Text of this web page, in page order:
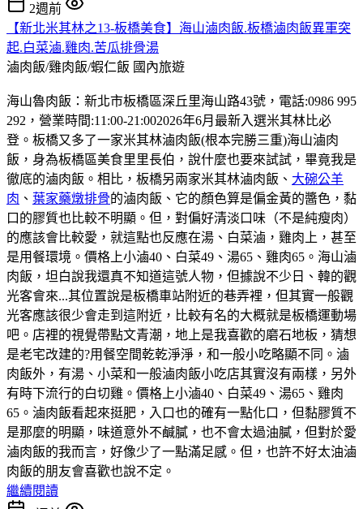
2週前
【新北米其林之13-板橋美食】海山滷肉飯.板橋滷肉飯異軍突
起.白菜滷.雞肉.苦瓜排骨湯
滷肉飯/雞肉飯/蝦仁飯 國內旅遊
海山魯肉飯：新北市板橋區深丘里海山路43號，電話:0986 995
292，營業時間:11:00-21:002026年6月最新入選米其林比必
登。板橋又多了一家米其林滷肉飯(根本完勝三重)海山滷肉
飯，身為板橋區美食里里長伯，說什麼也要來試試，畢竟我是
徹底的滷肉飯。相比，板橋另兩家米其林滷肉飯、 大碗公羊
肉 、 葉家藥燉排骨的滷肉飯、它的顏色算是偏金黃的醬色，黏
口的膠質也比較不明顯。但，對偏好清淡口味（不是純瘦肉）
的應該會比較愛，就這點也反應在湯、白菜滷，雞肉上，甚至
是用餐環境。價格上小滷40、白菜49、湯65、雞肉65。海山滷
肉飯，坦白說我還真不知道這號人物，但據說不少日、韓的觀
光客會來...其位置說是板橋車站附近的巷弄裡，但其實一般觀
光客應該很少會走到這附近，比較有名的大概就是板橋運動場
吧。店裡的視覺帶點文青潮，地上是我喜歡的磨石地板，猜想
是老宅改建的?用餐空間乾乾淨淨，和一般小吃略顯不同。滷
肉飯外，有湯、小菜和一般滷肉飯小吃店其實沒有兩樣，另外
有時下流行的白切雞。價格上小滷40、白菜49、湯65、雞肉
65。滷肉飯看起來挺肥，入口也的確有一點化口，但黏膠質不
是那麼的明顯，味道意外不鹹膩，也不會太過油膩，但對於愛
滷肉飯的我而言，好像少了一點滿足感。但，也許不好太油滷
肉飯的朋友會喜歡也說不定。
繼續閱讀